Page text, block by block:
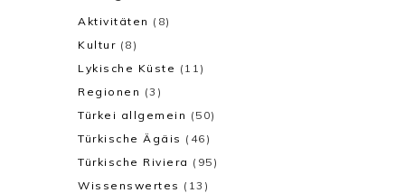
Aktivitäten (8)
Kultur (8)
Lykische Küste (11)
Regionen (3)
Türkei allgemein (50)
Türkische Ägäis (46)
Türkische Riviera (95)
Wissenswertes (13)